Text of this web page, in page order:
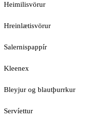
Heimilisvörur
Hreinlætisvörur
Salernispappír
Kleenex
Bleyjur og blautþurrkur
Servíettur